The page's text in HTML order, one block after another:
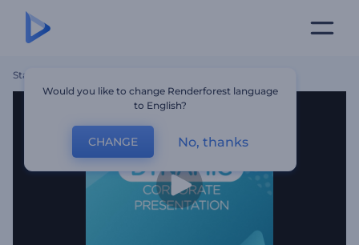
Startseite
Would you like to change Renderforest language
to English?
CHANGE No, thanks